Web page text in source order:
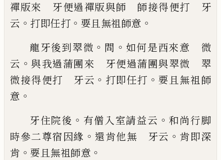
禪版來 牙便過禪版與師 師接得便打 牙
云 。 打即任打 。 要且無祖師意 。
龍牙後到翠微 。 問 。 如何是西來意 微
云 。與我過蒲團來 牙便過蒲團與翠微 翠
微接得便打 牙云 。 打即任打 。要且無祖師
意 。
牙住院後 。 有僧入室請益云 。 和尚行脚
時參二尊宿因緣 。 還肯他無 牙云 。 肯即深
肯 。 要且無祖師意 。